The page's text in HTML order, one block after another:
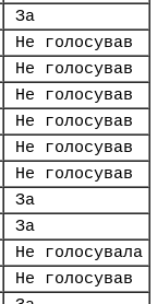
За
Не голосував
Не голосував
Не голосував
Не голосував
Не голосував
Не голосував
За
За
Не голосувала
Не голосував